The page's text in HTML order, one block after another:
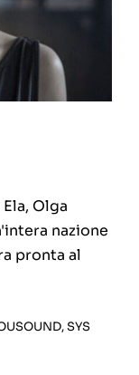
Olga
nazione
pronta al
,SYS